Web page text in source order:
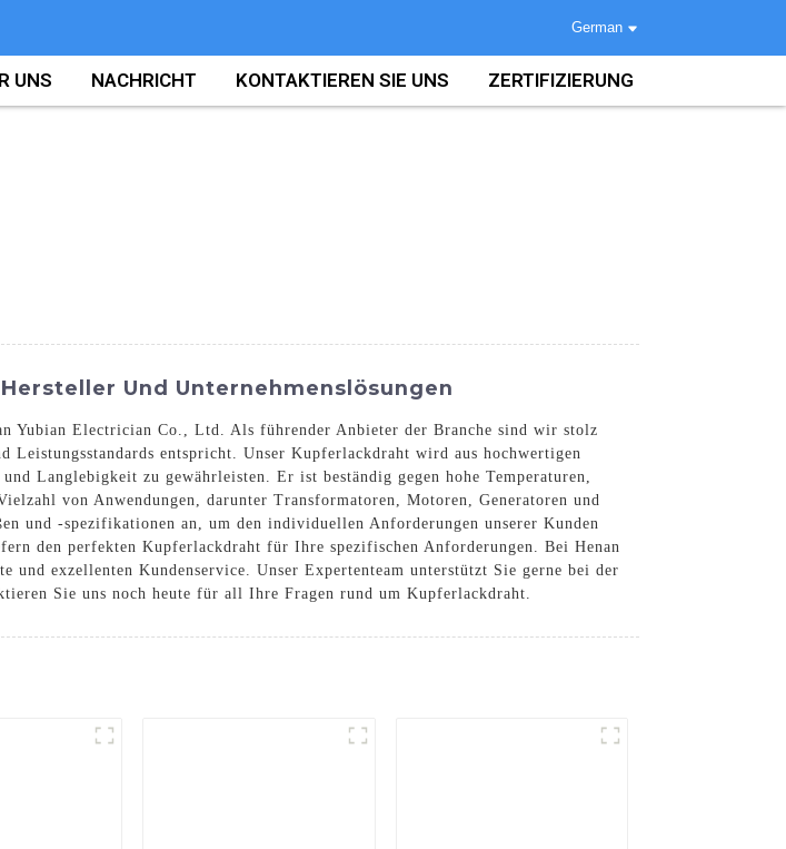
German
UNS NACHRICHT KONTAKTIEREN SIE UNS ZERTIFIZIERUNG
Und Unternehmenslösungen
Yubian Electrician Co., Ltd. Als führender Anbieter der Branche sind wir stolz
entspricht. Unser Kupferlackdraht wird aus hochwertigen
Langlebigkeit zu gewährleisten. Er ist beständig gegen hohe Temperaturen,
von Anwendungen, darunter Transformatoren, Motoren, Generatoren und
und -spezifikationen an, um den individuellen Anforderungen unserer Kunden
den perfekten Kupferlackdraht für Ihre spezifischen Anforderungen. Bei Henan
exzellenten Kundenservice. Unser Expertenteam unterstützt Sie gerne bei der
Sie uns noch heute für all Ihre Fragen rund um Kupferlackdraht.